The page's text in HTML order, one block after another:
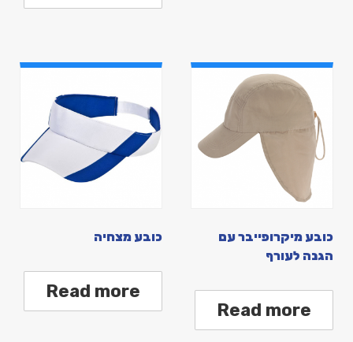
כובע מיקרופייבר עם
הגנה לעורף
Read more
כובע מצחיה
Read more